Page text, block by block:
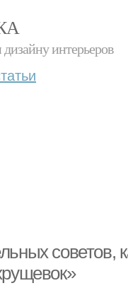
интерьеров
советов,